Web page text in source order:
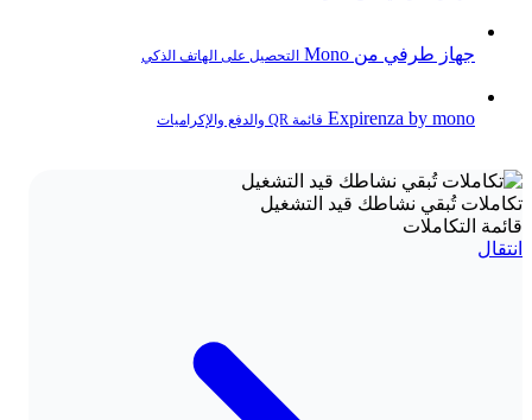
جهاز طرفي من Mono التحصيل على الهاتف الذكي
Expirenza by mono قائمة QR والدفع والإكراميات
تكاملات تُبقي نشاطك قيد التشغيل
قائمة التكاملات
انتقال